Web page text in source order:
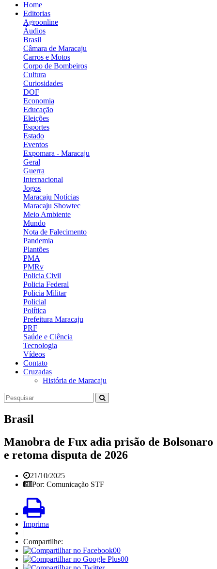
Home
Editorias
Agroonline
Áudios
Brasil
Câmara de Maracaju
Carros e Motos
Corpo de Bombeiros
Cultura
Curiosidades
DOF
Economia
Educação
Eleições
Esportes
Estado
Eventos
Expomara - Maracaju
Geral
Guerra
Internacional
Jogos
Maracaju Notícias
Maracaju Showtec
Meio Ambiente
Mundo
Nota de Falecimento
Pandemia
Plantões
PMA
PMRv
Policia Civil
Policia Federal
Policia Militar
Policial
Política
Prefeitura Maracaju
PRF
Saúde e Ciência
Tecnologia
Vídeos
Contato
Cruzadas
História de Maracaju
Brasil
Manobra de Fux adia prisão de Bolsonaro
e retoma disputa de 2026
21/10/2025
Por: Comunicação STF
Imprima
|
Compartilhe:
00
00